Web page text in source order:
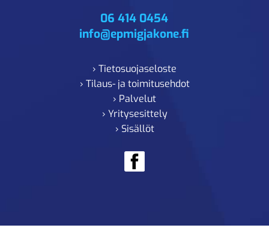
06 414 0454
info@epmigjakone.fi
› Tietosuojaseloste
› Tilaus- ja toimitusehdot
› Palvelut
› Yritysesittely
› Sisällöt